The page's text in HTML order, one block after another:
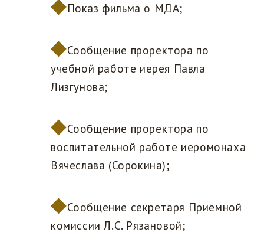
Показ фильма о МДА;
Сообщение проректора по
учебной работе иерея Павла
Лизгунова;
Сообщение проректора по
воспитательной работе иеромонаха
Вячеслава (Сорокина);
Сообщение секретаря Приемной
комиссии Л.С. Рязановой;